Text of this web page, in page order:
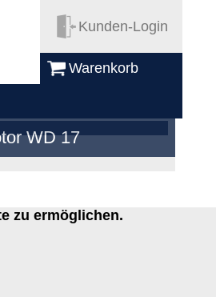
Kunden-Login
Warenkorb
WD 17
zu ermöglichen.